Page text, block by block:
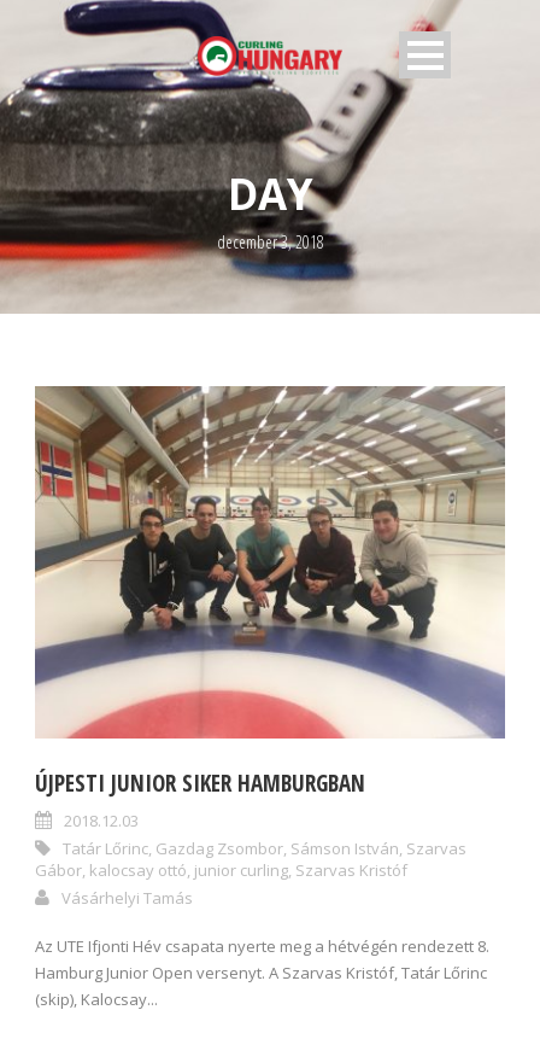
DAY
december 3, 2018
ÚJPESTI JUNIOR SIKER HAMBURGBAN
2018.12.03
Tatár Lőrinc, Gazdag Zsombor, Sámson István, Szarvas
Gábor, kalocsay ottó, junior curling, Szarvas Kristóf
Vásárhelyi Tamás
Az UTE Ifjonti Hév csapata nyerte meg a hétvégén rendezett 8.
Hamburg Junior Open versenyt. A Szarvas Kristóf, Tatár Lőrinc
(skip), Kalocsay...